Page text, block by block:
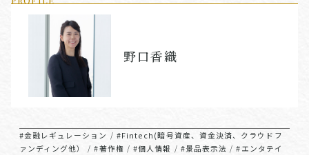
野口香織
#金融レギュレーション / #Fintech(暗号資産、資金決済、クラウドフ
ァンディング他）
/#著作権 /#個人情報 / #景品表示法 /#エンタテイ